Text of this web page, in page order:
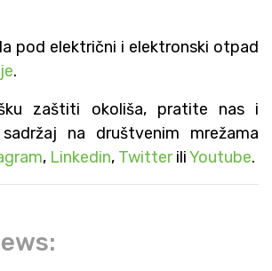
pod električni i elektronski otpad
.
zaštiti okoliša, pratite nas i
na društvenim mrežama
, Linkedin, TwitteriliYoutube.